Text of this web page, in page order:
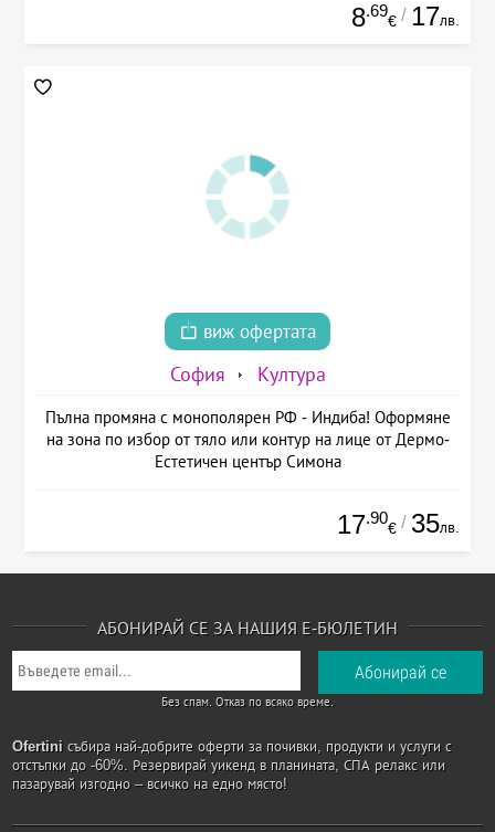
8.69
€ / 17лв.
виж офертата
София Култура
Пълна промяна с монополярен РФ - Индиба! Оформяне
на зона по избор от тяло или контур на лице от Дермо-
Естетичен център Симона
17.90
€ / 35лв.
АБОНИРАЙ СЕ ЗА НАШИЯ Е-БЮЛЕТИН
Без спам. Отказ по всяко време.
Ofertini събира най-добрите оферти за почивки, продукти и услуги с
отстъпки до -60%. Резервирай уикенд в планината, СПА релакс или
пазарувай изгодно – всичко на едно място!